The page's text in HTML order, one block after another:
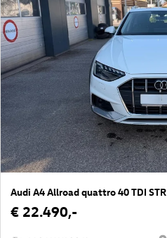
Audi A4 Allroad quattro 40 TDI STR
€ 22.490,-